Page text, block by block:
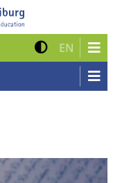
Kontrast
EN Zur